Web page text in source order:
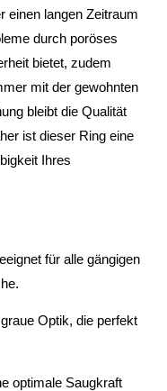
einen langen Zeitraum
durch poröses
bietet, zudem
mit der gewohnten
bleibt die Qualität
ist dieser Ring eine
Ihres
für alle gängigen
Optik, die perfekt
optimale Saugkraft